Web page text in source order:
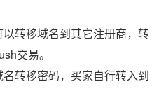
转移域名到其它注册商，转
交易。
转移密码，买家自行转入到